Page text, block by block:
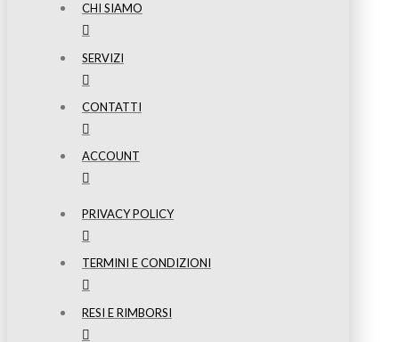
CHI SIAMO
SERVIZI
CONTATTI
ACCOUNT
PRIVACY POLICY
TERMINI E CONDIZIONI
RESI E RIMBORSI